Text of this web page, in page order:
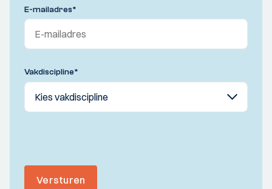
E-mailadres*
Vakdiscipline*
Versturen